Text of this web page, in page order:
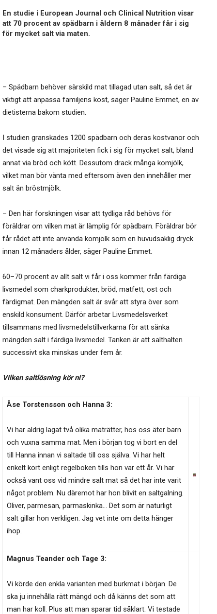
En studie i European Journal och Clinical Nutrition visar
att 70 procent av spädbarn i åldern 8 månader får i sig
för mycket salt via maten.
– Spädbarn behöver särskild mat tillagad utan salt, så det är
viktigt att anpassa familjens kost, säger Pauline Emmet, en av
dietisterna bakom studien.
I studien granskades 1200 spädbarn och deras kostvanor och
det visade sig att majoriteten fick i sig för mycket salt, bland
annat via bröd och kött. Dessutom drack många komjölk,
vilket man bör vänta med eftersom även den innehåller mer
salt än bröstmjölk.
– Den här forskningen visar att tydliga råd behövs för
föräldrar om vilken mat är lämplig för spädbarn. Föräldrar bör
får rådet att inte använda komjölk som en huvudsaklig dryck
innan 12 månaders ålder, säger Pauline Emmet.
60–70 procent av allt salt vi får i oss kommer från färdiga
livsmedel som charkprodukter, bröd, matfett, ost och
färdigmat. Den mängden salt är svår att styra över som
enskild konsument. Därför arbetar Livsmedelsverket
tillsammans med livsmedelstillverkarna för att sänka
mängden salt i färdiga livsmedel. Tanken är att salthalten
successivt ska minskas under fem år.
Vilken saltlösning kör ni?
Åse Torstensson och Hanna 3:
Vi har aldrig lagat två olika maträtter, hos oss äter barn
och vuxna samma mat. Men i början tog vi bort en del
till Hanna innan vi saltade till oss själva. Vi har helt
enkelt kört enligt regelboken tills hon var ett år. Vi har
också vant oss vid mindre salt mat så det har inte varit
något problem. Nu däremot har hon blivit en saltgalning.
Oliver, parmesan, parmaskinka… Det som är naturligt
salt gillar hon verkligen. Jag vet inte om detta hänger
ihop.
Magnus Teander och Tage 3:
Vi körde den enkla varianten med burkmat i början. De
ska ju innehålla rätt mängd och då känns det som att
man har koll. Plus att man sparar tid såklart. Vi testade